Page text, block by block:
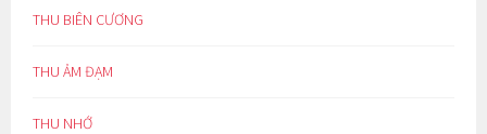
THU BIÊN CƯƠNG
THU ẢM ĐẠM
THU NHỚ